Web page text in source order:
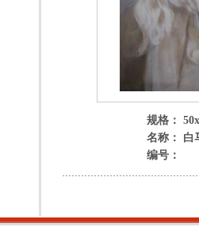
规格：
名称： 白
编号：